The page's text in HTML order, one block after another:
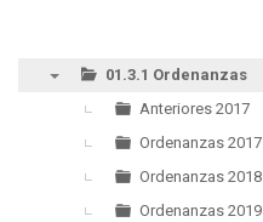
01.3.1 Ordenanzas
Anteriores 2017
Ordenanzas 2017
Ordenanzas 2018
Ordenanzas 2019